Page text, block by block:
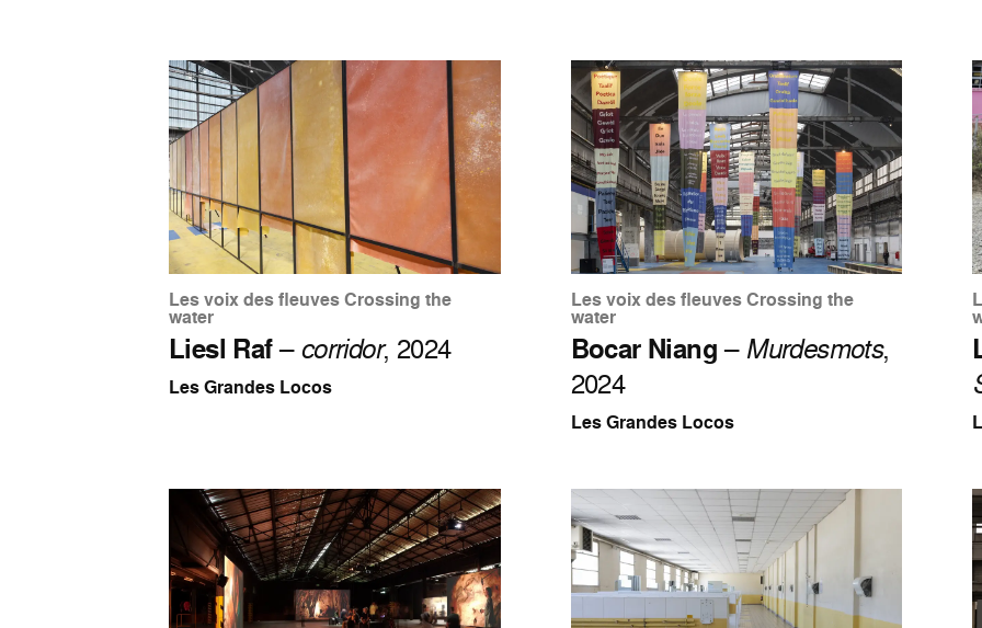
Les voix des fleuves Crossing the
water
Liesl Raf–corridor, 2024
Les Grandes Locos
Les voix des fleuves Crossing the
water
Bocar Niang– Murdesmots,
2024
Les Grandes Locos